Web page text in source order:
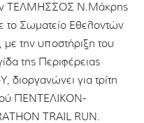
ΤΕΛΜΗΣΣΟΣ Ν.Μάκρης
Σωματείο Εθελοντών
την υποστήριξη του
της Περιφέρειας
διοργανώνει για τρίτη
ΠΕΝΤΕΛΙΚΟΝ-
TRAIL RUN.